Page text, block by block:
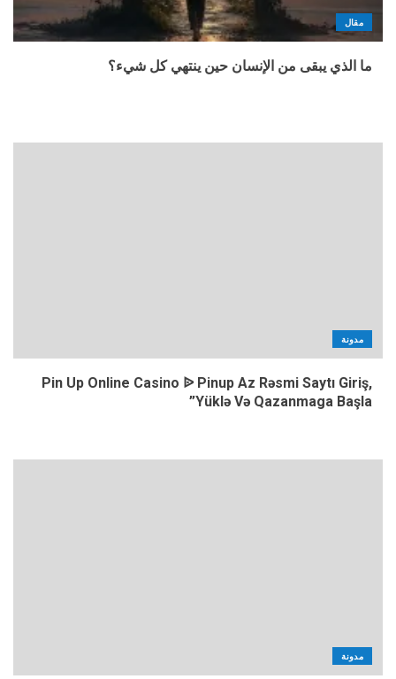
مقال
ما الذي يبقى من الإنسان حين ينتهي كل شيء؟
مدونة
Pin Up Online Casino ᐉ Pinup Az Rəsmi Saytı Giriş,
Yüklə Və Qazanmaga Başla”
مدونة